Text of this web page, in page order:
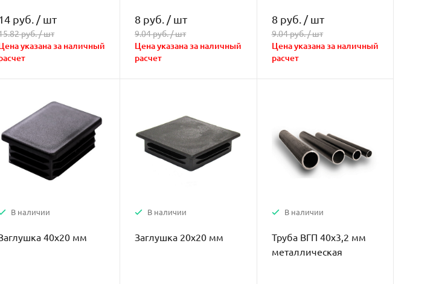
руб. / шт
руб. /шт
указана за наличный
8 руб. / шт
9.04 руб. /шт
Цена указана за наличный
расчет
8 руб. / шт
9.04 руб. /шт
Цена указана за наличный
расчет
В наличии
40х20 мм
В наличии
Заглушка 20х20 мм
В наличии
Труба ВГП 40х3,2 мм
металлическая